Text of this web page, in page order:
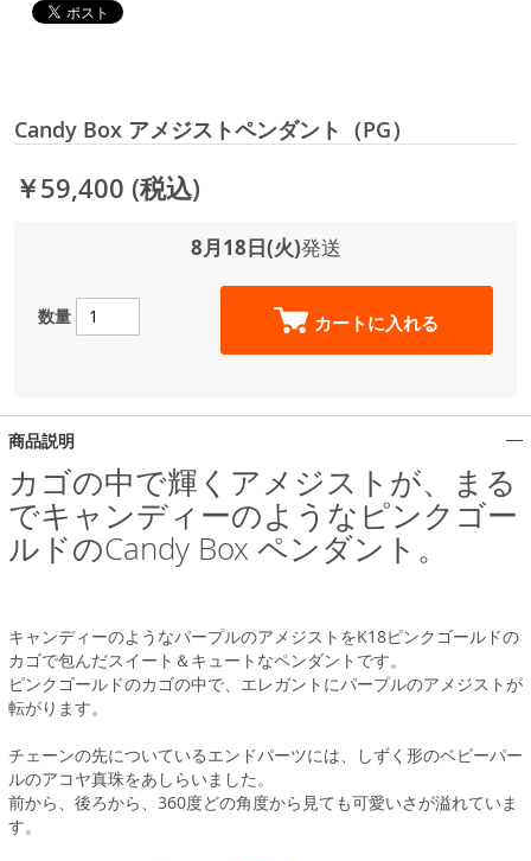
Candy Box アメジストペンダント（PG）
￥59,400 (税込)
8月18日(火)発送
数量 カートに入れる
商品説明
カゴの中で輝くアメジストが、まる
でキャンディーのようなピンクゴー
ルドのCandy Box ペンダント。
キャンディーのようなパープルのアメジストをK18ピンクゴールドの
カゴで包んだスイート＆キュートなペンダントです。
ピンクゴールドのカゴの中で、エレガントにパープルのアメジストが
転がります。
チェーンの先についているエンドパーツには、しずく形のベビーパー
ルのアコヤ真珠をあしらいました。
前から、後ろから、360度どの角度から見ても可愛いさが溢れていま
す。